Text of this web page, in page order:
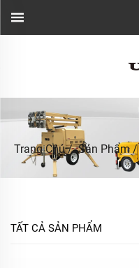
Trang Chủ/Sản Phẩm
TẤT CẢ SẢN PHẨM